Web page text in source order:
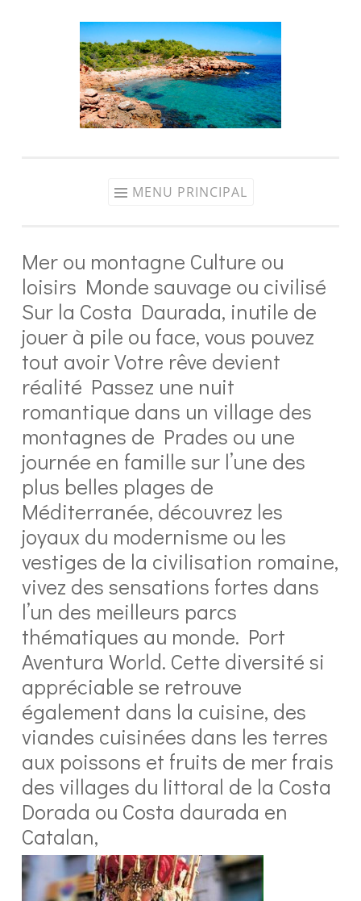
MENU PRINCIPAL
Mer ou montagne Culture ou
loisirs Monde sauvage ou civilisé
Sur la Costa Daurada, inutile de
jouer à pile ou face, vous pouvez
tout avoir Votre rêve devient
réalité Passez une nuit
romantique dans un village des
montagnes de Prades ou une
journée en famille sur l’une des
plus belles plages de
Méditerranée, découvrez les
joyaux du modernisme ou les
vestiges de la civilisation romaine,
vivez des sensations fortes dans
l’un des meilleurs parcs
thématiques au monde. Port
Aventura World. Cette diversité si
appréciable se retrouve
également dans la cuisine, des
viandes cuisinées dans les terres
aux poissons et fruits de mer frais
des villages du littoral de la Costa
Dorada ou Costa daurada en
Catalan,